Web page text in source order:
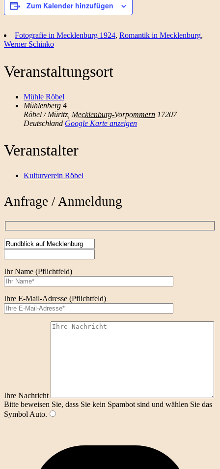
Zum Kalender hinzufügen
Fotografie in Mecklenburg 1924, Romantik in Mecklenburg,
Werner Schinko
Veranstaltungsort
Mühle Röbel
Mühlenberg 4
Röbel / Müritz Mecklenburg-Vorpommern 17207
Deutschland Google Karte anzeigen
Veranstalter
Kulturverein Röbel
Anfrage / Anmeldung
Ihr Name (Pflichtfeld)
Ihre E-Mail-Adresse (Pflichtfeld)
Ihre Nachricht
Bitte beweisen Sie, dass Sie kein Spambot sind und wählen Sie das
Symbol Auto.